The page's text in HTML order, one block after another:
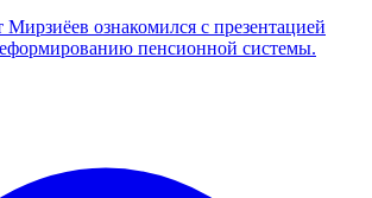
ознакомился с презентацией
пенсионной системы.